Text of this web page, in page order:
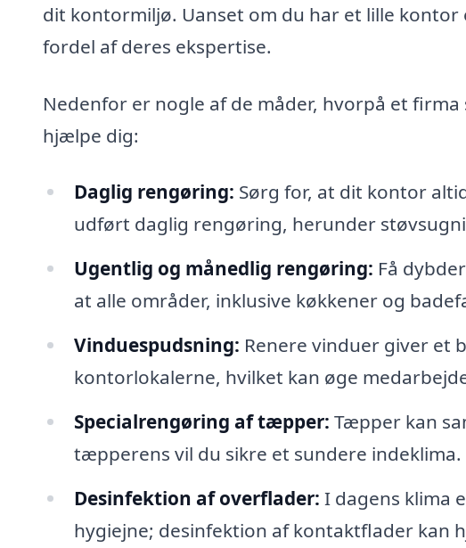
dit kontormiljø. Uanset om du har et lille
fordel af deres ekspertise.
Nedenfor er nogle af de måder, hvorpå et
hjælpe dig:
Daglig rengøring: Sørg for, at dit kontor
udført daglig rengøring, herunder
Ugentlig og månedlig rengøring: Få
at alle områder, inklusive køkkener og
Vinduespudsning: Renere vinduer giver et
kontorlokalerne, hvilket kan øge
Specialrengøring af tæpper: Tæpper kan
tæpperens vil du sikre et sundere indeklima.
Desinfektion af overflader: I dagens klima
hygiejne; desinfektion af kontaktflader kan